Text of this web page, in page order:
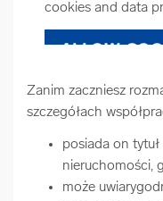
cookies and data
ALLOW
COOKIE
Zanim zaczniesz
szczegółach
posiada on
nieruchomości,
może